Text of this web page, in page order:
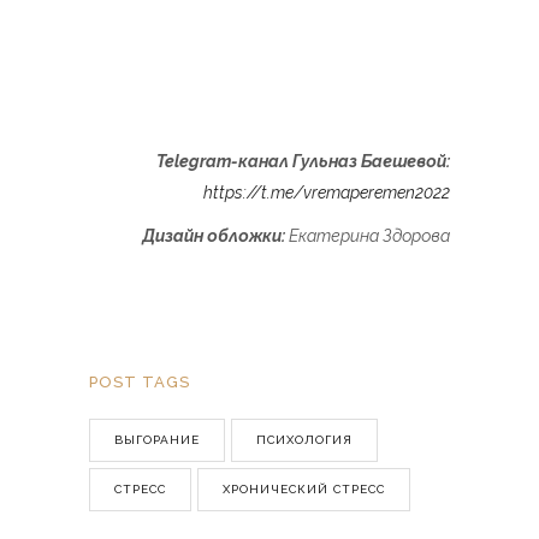
Telegram-канал Гульназ Баешевой:
https://t.me/vremaperemen2022
Дизайн обложки:Екатерина Здорова
POST TAGS
ВЫГОРАНИЕ ПСИХОЛОГИЯ
СТРЕСС ХРОНИЧЕСКИЙ СТРЕСС